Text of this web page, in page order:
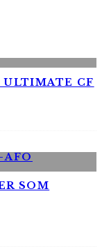
ULTIMATE CF
SOM